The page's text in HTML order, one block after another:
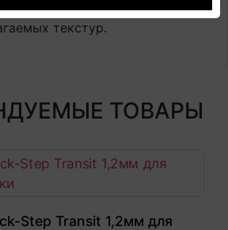
об оттенках цвета и
текстур.
ТОВАРЫ
Step Transit 1,2мм для